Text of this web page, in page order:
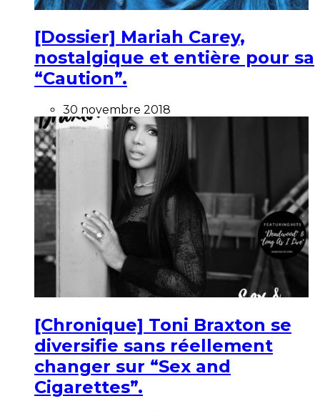
[Dossier] Mariah Carey,
nostalgique et entière pour sa
“Caution”.
30 novembre 2018
[Chronique] Toni Braxton se
diversifie sans réellement
changer sur “Sex and
Cigarettes”.